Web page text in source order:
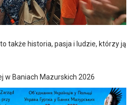
także historia, pasja i ludzie, którzy ją
w Baniach Mazurskich 2026